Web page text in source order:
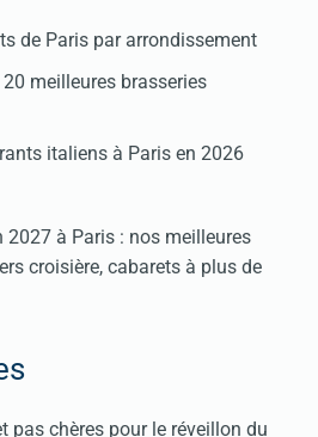
de Paris par arrondissement
meilleures brasseries
italiens à Paris en 2026
2027 à Paris : nos meilleures
croisière, cabarets à plus de
pas chères pour le réveillon du